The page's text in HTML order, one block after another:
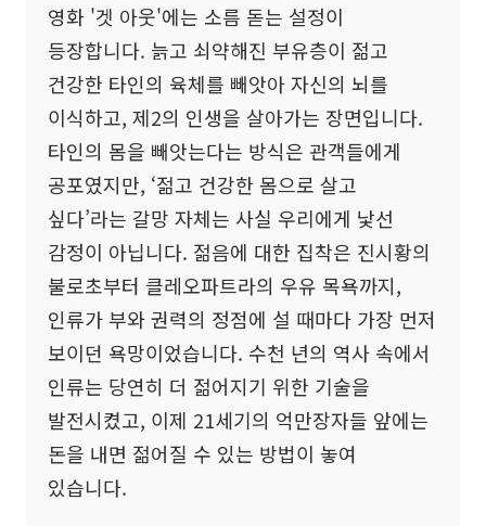
영화 '겟 아웃'에는 소름 돋는 설정이
등장합니다. 늙고 쇠약해진 부유층이 젊고
건강한 타인의 육체를 빼앗아 자신의 뇌를
이식하고, 제2의 인생을 살아가는 장면입니다.
타인의 몸을 빼앗는다는 방식은 관객들에게
공포였지만, ‘젊고 건강한 몸으로 살고
싶다’라는 갈망 자체는 사실 우리에게 낯선
감정이 아닙니다. 젊음에 대한 집착은 진시황의
불로초부터 클레오파트라의 우유 목욕까지,
인류가 부와 권력의 정점에 설 때마다 가장 먼저
보이던 욕망이었습니다. 수천 년의 역사 속에서
인류는 당연히 더 젊어지기 위한 기술을
발전시켰고, 이제 21세기의 억만장자들 앞에는
돈을 내면 젊어질 수 있는 방법이 놓여
있습니다.